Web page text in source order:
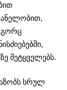
მეტყველებს.
სრულ